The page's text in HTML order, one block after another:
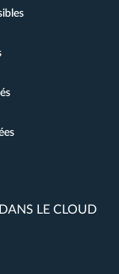
LE CLOUD